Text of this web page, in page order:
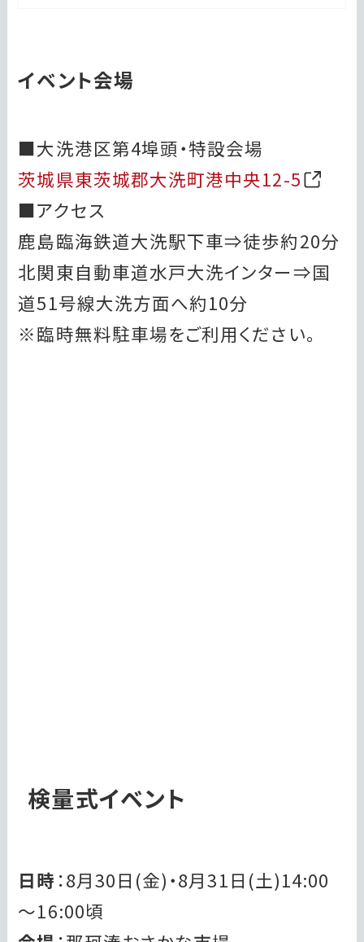
イベント会場
■大洗港区第4埠頭・特設会場
茨城県東茨城郡大洗町港中央12-5
■アクセス
鹿島臨海鉄道大洗駅下車⇒徒歩約20分
北関東自動車道水戸大洗インター⇒国
道51号線大洗方面へ約10分
※臨時無料駐車場をご利用ください。
検量式イベント
日時 ：8月30日(金)・8月31日(土)14:00
～16:00頃